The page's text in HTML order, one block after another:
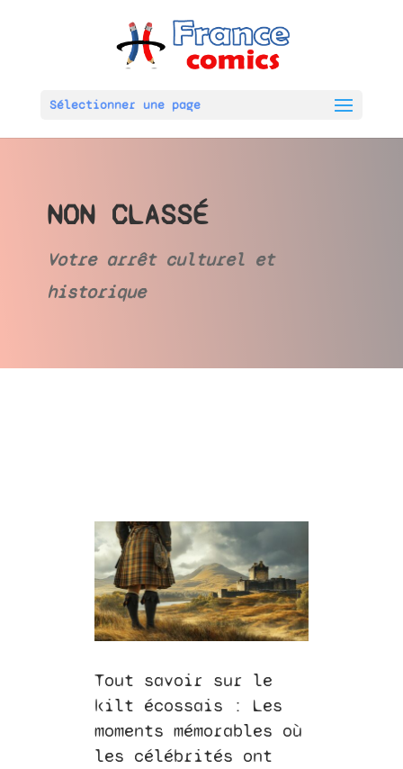
Sélectionner une page
NON CLASSÉ
Votre arrêt culturel et
historique
Tout savoir sur le
kilt écossais : Les
moments mémorables où
les célébrités ont